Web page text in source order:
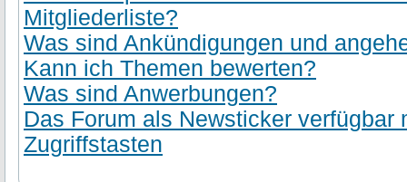
Mitgliederliste?
Was sind Ankündigungen und
Kann ich Themen bewerten?
Was sind Anwerbungen?
Das Forum als Newsticker verfügbar
Zugriffstasten